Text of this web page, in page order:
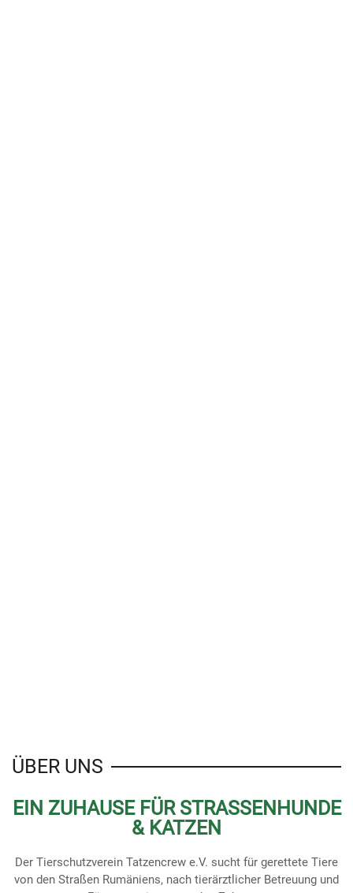
ÜBER UNS
EIN ZUHAUSE FÜR STRASSENHUNDE &
KATZEN
Der Tierschutzverein Tatzencrew e.V. sucht für gerettete Tiere
von den Straßen Rumäniens, nach tierärztlicher Betreuung und